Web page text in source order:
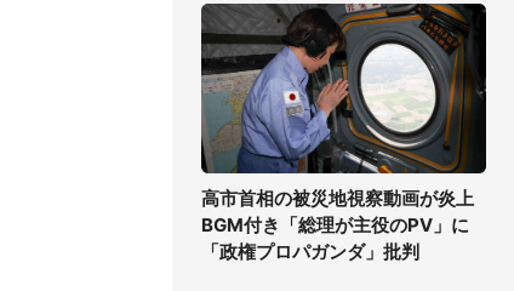
高市首相の被災地視察動画が炎上
BGM付き「総理が主役のPV」に
「政権プロパガンダ」批判